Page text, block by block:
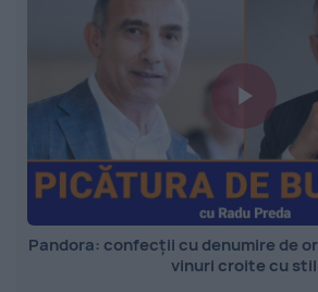
Pandora: confecții cu denumire de
vinuri croite cu stil